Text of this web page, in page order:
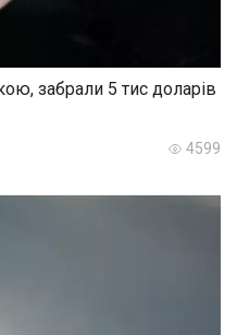
забрали 5 тис доларів
4599